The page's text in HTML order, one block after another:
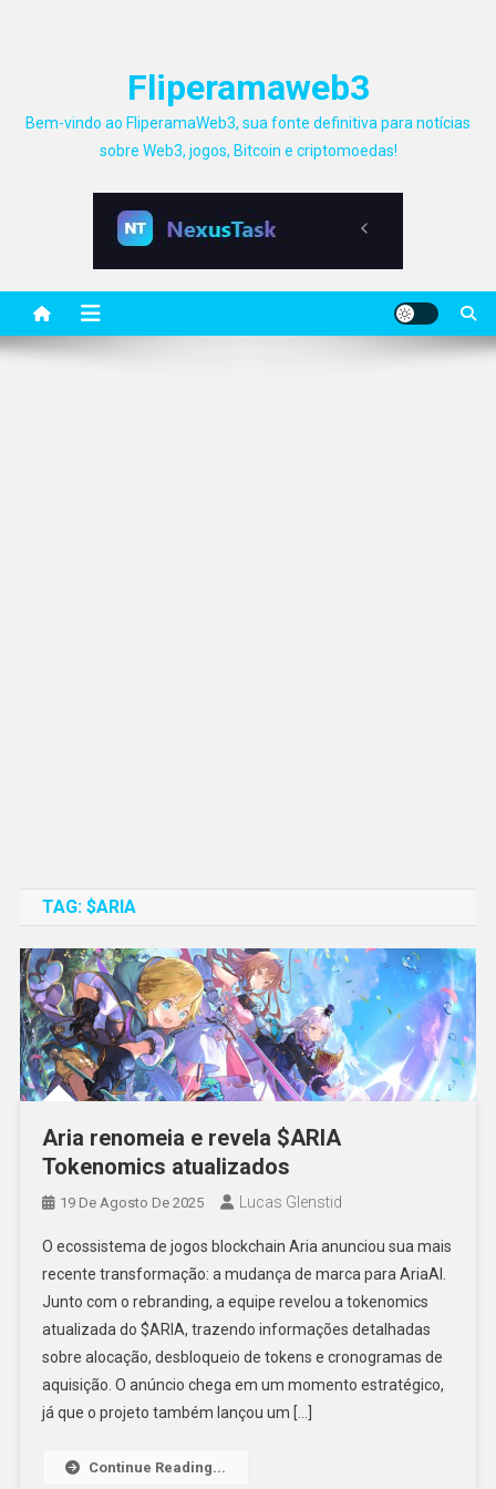
Fliperamaweb3
Bem-vindo ao FliperamaWeb3, sua fonte definitiva para notícias
sobre Web3, jogos, Bitcoin e criptomoedas!
TAG: $ARIA
Aria renomeia e revela $ARIA
Tokenomics atualizados
19 De Agosto De 2025 Lucas Glenstid
O ecossistema de jogos blockchain Aria anunciou sua mais
recente transformação: a mudança de marca para AriaAI.
Junto com o rebranding, a equipe revelou a tokenomics
atualizada do $ARIA, trazendo informações detalhadas
sobre alocação, desbloqueio de tokens e cronogramas de
aquisição. O anúncio chega em um momento estratégico,
já que o projeto também lançou um […]
Continue Reading...